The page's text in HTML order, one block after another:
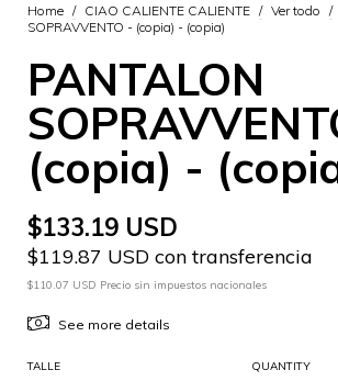
Home / CIAO CALIENTE CALIENTE / Ver todo /
SOPRAVVENTO - (copia) - (copia)
PANTALON
(copia) -
$133.19 USD
$119.87 USD con transferencia
$110.07 USD Precio sin impuestos nacionales
See more details
TALLE QUANTITY